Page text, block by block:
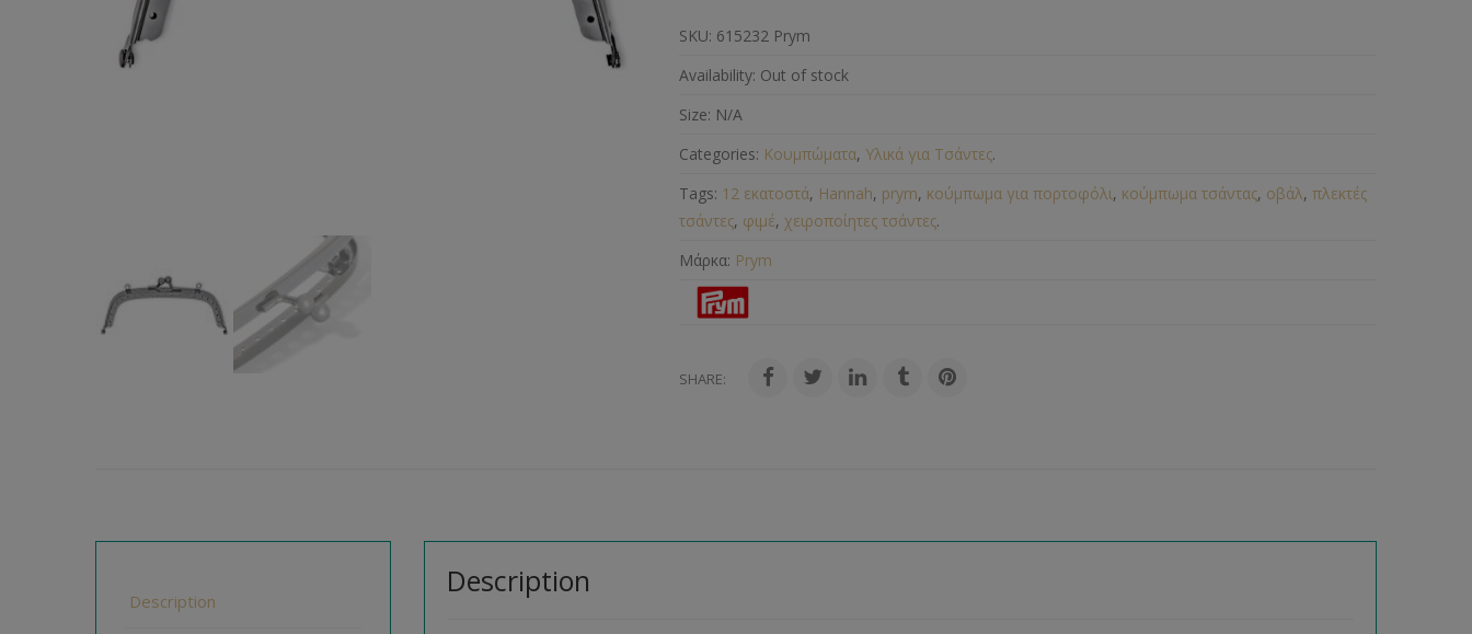
SKU: 615232 Prym
Availability: Out of stock
Size: N/A
Categories: Κουμπώματα, Υλικά για Τσάντες.
Tags: 12 εκατοστά, Hannah, prym, κούμπωμα για πορτοφόλι, κούμπωμα τσάντας, οβάλ,πλεκτές
τσάντες, φιμέ,χειροποίητες τσάντες.
Μάρκα: Prym
SHARE:
Description
Description